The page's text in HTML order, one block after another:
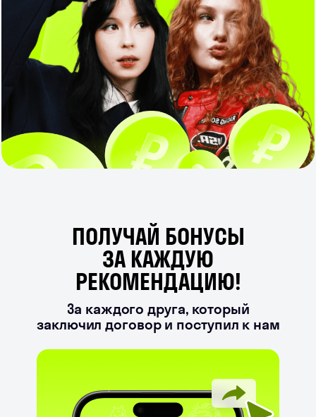
ПОЛУЧАЙ БОНУСЫ
ЗА КАЖДУЮ
РЕКОМЕНДАЦИЮ!
За каждого друга, который
заключил договор и поступил к нам